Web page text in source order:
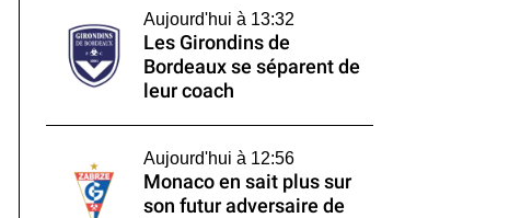
Aujourd'hui à 13:32
Les Girondins de
Bordeaux se séparent de
leur coach
Aujourd'hui à 12:56
Monaco en sait plus sur
son futur adversaire de